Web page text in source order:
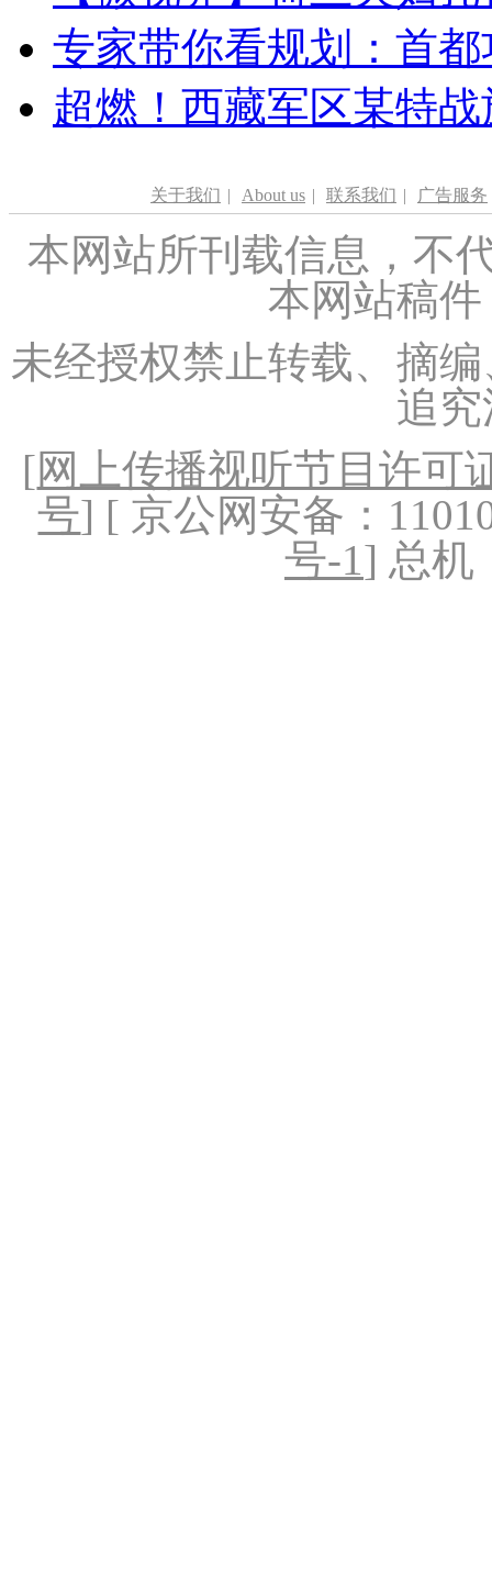
专家带你看规划：首
超燃！西藏军区某特
关于我们 | About us | 联系我们 | 广告服务
本网站所刊载信息，不
本网站稿
未经授权禁止转载、摘
追
[网上传播视听节目许可
号] [ 京公网安备：
号-1] 总机